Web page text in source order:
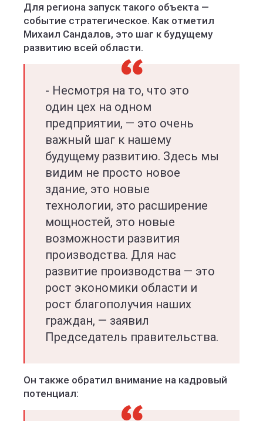
Для региона запуск такого объекта —
событие стратегическое. Как отметил
Михаил Сандалов, это шаг к будущему
развитию всей области.
- Несмотря на то, что это
один цех на одном
предприятии, — это очень
важный шаг к нашему
будущему развитию. Здесь мы
видим не просто новое
здание, это новые
технологии, это расширение
мощностей, это новые
возможности развития
производства. Для нас
развитие производства — это
рост экономики области и
рост благополучия наших
граждан, — заявил
Председатель правительства.
Он также обратил внимание на кадровый
потенциал: